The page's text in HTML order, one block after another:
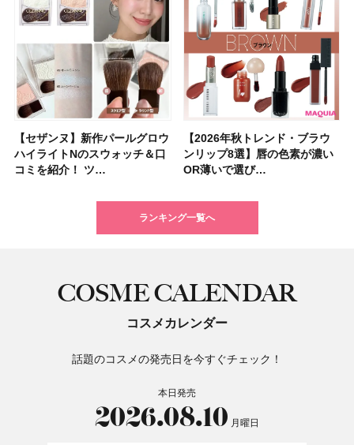
【セザンヌ】新作パールグロウ
ハイライトNのスウォッチ＆口
コミを紹介！ ツ…
【2026年秋トレンド・ブラウ
ンリップ8選】唇の色素が濃い
OR薄いで選び…
【クリスマスコフレ2026】ク
リニークのホリデーコフレを一
挙紹介！ 人気…
【クリスマスコフレ2026】ポ
ーラ「B.A」から、冬の特別コ
フレ2種が登…
【2026年秋トレンド・ブラウ
ンリップ8選】唇の色素が濃い
OR薄いで選び…
【2026年最新】落ちないアイ
ブロウおすすめ18選！ 汗に強
い眉ペンシル…
【クリスマスコフレ2026】ハ
ウス オブ ローゼは今年もムー
ミンとの限定…
【ニベア】美容液リップクリー
ム＆ボディスクラブが新登場！
大人気の色付き…
【石井美保さんのおすすめお菓
子＆お茶10選】手土産にもぴっ
たり
【美容系・伊能忠敬界隈】上西
星来さんは5年間1日1万歩を継
続！ 歩くとき…
【最新】髪のうねり・広がり・
くせ毛におすすめのシャンプー
17選
【2026年夏】小顔に見えるボ
ブの髪型37選！ レイヤー・切
りっぱなしな…
【読者プレゼント】羽の見えな
いハンディファン
「baramood」を3名様…
【2026年8月の一粒万倍日】お
すすめの開運コスメ＆美容アイ
テム10選！
【セザンヌ】「ブライトカラー
シーラー」新色グリーンが8/7
に発売｜既存色…
【ルナソルアイシャドウ】アイ
カラーレーションN新色・限定
色をイエベ・ブ…
ランキング一覧へ
COSME CALENDAR
コスメカレンダー
話題のコスメの発売日を今すぐチェック！
本日発売
2026.08.10 月曜日